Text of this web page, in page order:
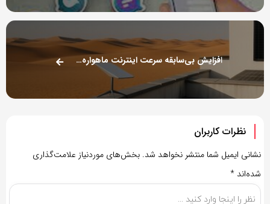
افزایش بی‌سابقه سرعت اینترنت ماهواره‌ای استارلینک
نظرات کاربران
نشانی ایمیل شما منتشر نخواهد شد. بخش‌های موردنیاز علامت‌گذاری
شده‌اند *